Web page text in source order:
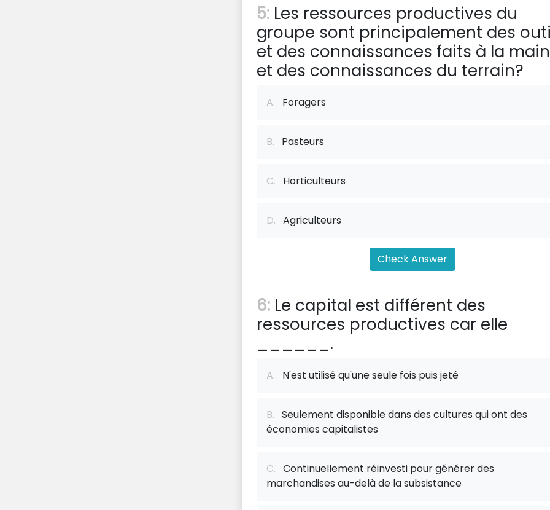
5: Les ressources productives du
groupe sont principalement des
et des connaissances faits à la main
et des connaissances du terrain?
A. Foragers
B. Pasteurs
C. Horticulteurs
D. Agriculteurs
Check Answer
6: Le capital est différent des
ressources productives car elle
______.
A. N'est utilisé qu'une seule fois puis jeté
B. Seulement disponible dans des cultures qui ont des
économies capitalistes
C. Continuellement réinvesti pour générer des
marchandises au-delà de la subsistance